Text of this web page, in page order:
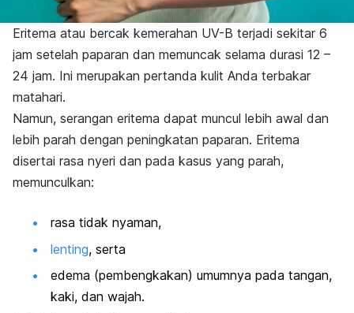
Eritema atau bercak kemerahan UV-B terjadi sekitar 6
jam setelah paparan dan memuncak selama durasi 12 –
24 jam. Ini merupakan pertanda kulit Anda terbakar
matahari.
Namun, serangan eritema dapat muncul lebih awal dan
lebih parah dengan peningkatan paparan. Eritema
disertai rasa nyeri dan pada kasus yang parah,
memunculkan:
rasa tidak nyaman,
lenting, serta
edema (pembengkakan) umumnya pada tangan,
kaki, dan wajah.